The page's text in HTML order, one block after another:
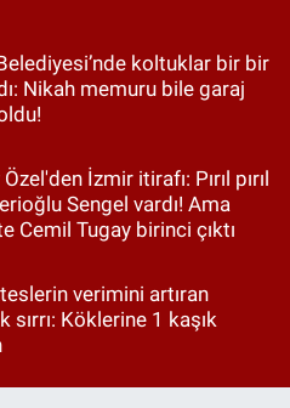
koltuklar bir bir
Nikah memuru bile garaj
İzmir itirafı: Pırıl pırıl
Sengel vardı! Ama
Cemil Tugay birinci çıktı
verimini artıran
sırrı: Köklerine 1 kaşık